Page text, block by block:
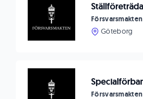
Försvarsmakten
Göteborg
Försvarsmakten